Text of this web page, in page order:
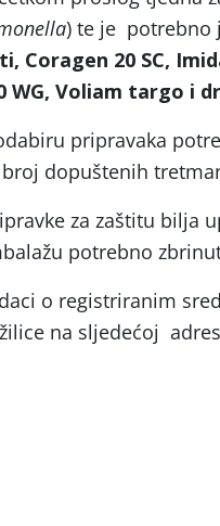
) te je potrebno
Coragen 20 SC,
WG, Voliam targo i
pripravaka
dopuštenih
za zaštitu bilja
potrebno
o registriranim
na sljedećoj